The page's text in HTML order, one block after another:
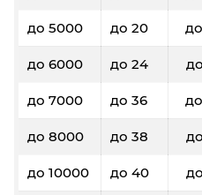
до 5000 до 20
до 6000 до 24
до 7000 до 36
до 8000 до 38
до 10000 до 40